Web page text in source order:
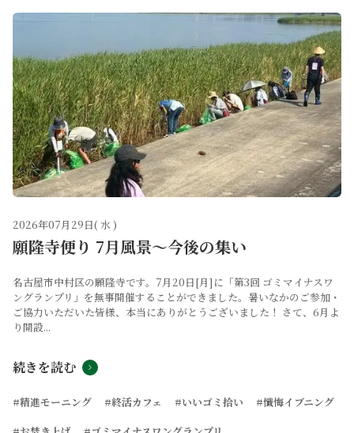
2026年07月29日( 水 )
願隆寺便り 7月風景～今後の集い
名古屋市中村区の願隆寺です。7月20日[月]に「第3回 ゴミマイナスワ
ングランプリ」を無事開催することができました。暑いなかのご参加・
ご協力いただいた皆様、本当にありがとうございました！ さて、6月よ
り開設...
続きを読む
#精進モーニング #終活カフェ #いいゴミ拾い
#懺悔イブニング